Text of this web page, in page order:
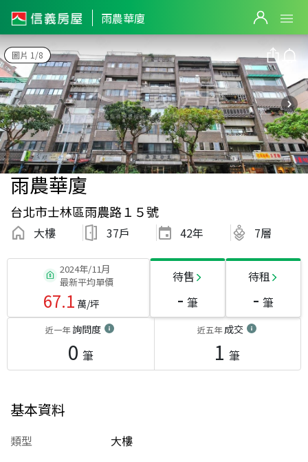
雨農華廈
圖片 1/8
雨農華廈
台北市士林區雨農路１５號
大樓 37戶 42年 7層
2024年/11月
最新平均單價
67.1 萬/坪
待售
- 筆
待租
- 筆
近一年詢問度
0 筆
近五年成交
1 筆
基本資料
類型
大樓